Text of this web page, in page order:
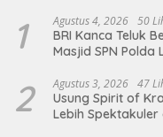
1 Agustus 4, 2026 50
BRI Kanca Teluk
Masjid SPN Polda
2 Agustus 3, 2026 47
Usung Spirit of
Lebih